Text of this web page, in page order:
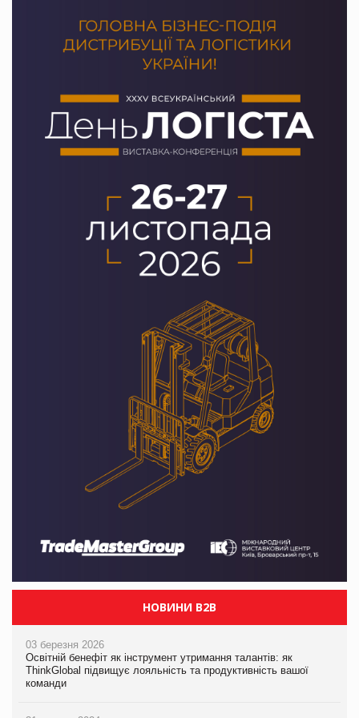
НОВИНИ B2B
03 березня 2026
Освітній бенефіт як інструмент утримання талантів: як
ThinkGlobal підвищує лояльність та продуктивність вашої
команди